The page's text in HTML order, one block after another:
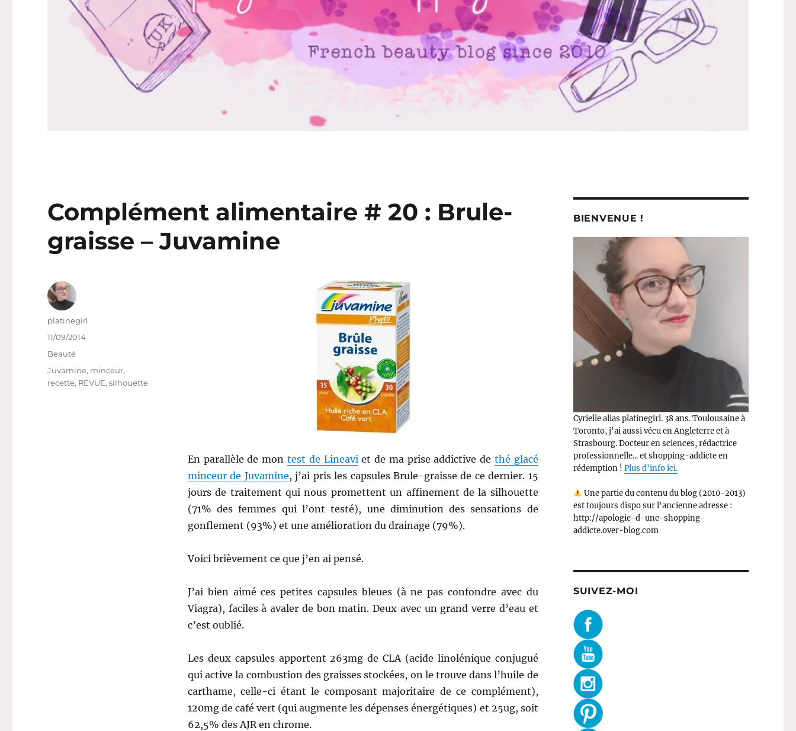
Complément alimentaire # 20 : Brule-
graisse – Juvamine
En parallèle de mon test de Lineavi et de ma prise addictive de thé glacé
minceur de Juvamine, j’ai pris les capsules Brule-graisse de ce dernier. 15
jours de traitement qui nous promettent un affinement de la silhouette
(71% des femmes qui l’ont testé), une diminution des sensations de
gonflement (93%) et une amélioration du drainage (79%).
Voici brièvement ce que j’en ai pensé.
J’ai bien aimé ces petites capsules bleues (à ne pas confondre avec du
Viagra), faciles à avaler de bon matin. Deux avec un grand verre d’eau et
c’est oublié.
Les deux capsules apportent 263mg de CLA (acide linolénique conjugué
qui active la combustion des graisses stockées, on le trouve dans l’huile de
carthame, celle-ci étant le composant majoritaire de ce complément),
120mg de café vert (qui augmente les dépenses énergétiques) et 25ug, soit
62,5% des AJR en chrome.
Auteur
platinegirl
Publié
11/09/2014
Catégories
Beauté
Étiquettes
Juvamine, minceur,
recette, REVUE,silhouette
BIENVENUE !
Cyrielle alias platinegirl. 38 ans. Toulousaine à
Toronto, j'ai aussi vécu en Angleterre et à
Strasbourg. Docteur en sciences, rédactrice
professionnelle... et shopping-addicte en
rédemption ! Plus d'info ici.
Une partie du contenu du blog (2010-2013)
est toujours dispo sur l'ancienne adresse :
http://apologie-d-une-shopping-
addicte.over-blog.com
SUIVEZ-MOI